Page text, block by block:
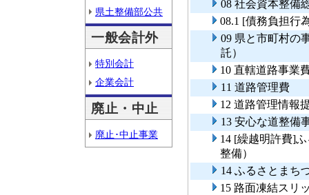
県土整備部公共
一般会計外
特別会計
企業会計
廃止・中止
廃止･中止事業
08 社会資本整備
08.1 [債務負担行
09 県と市町村の
託）
10 直轄道路事業
11 道路管理費
12 道路管理情報
13 安心な道整備
14 [繰越明許費]
整備）
14 ふるさとまち
15 路面凍結スリ